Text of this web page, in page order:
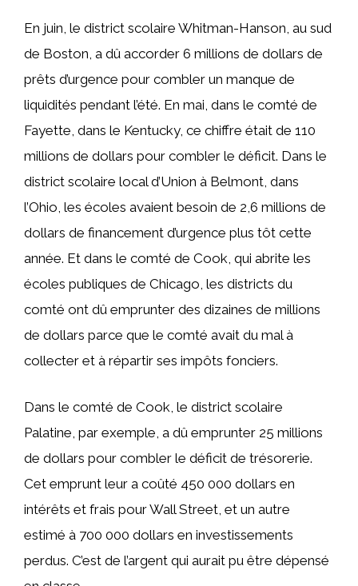
En juin, le district scolaire Whitman-Hanson, au sud
de Boston, a dû accorder 6 millions de dollars de
prêts d’urgence pour combler un manque de
liquidités pendant l’été. En mai, dans le comté de
Fayette, dans le Kentucky, ce chiffre était de 110
millions de dollars pour combler le déficit. Dans le
district scolaire local d’Union à Belmont, dans
l’Ohio, les écoles avaient besoin de 2,6 millions de
dollars de financement d’urgence plus tôt cette
année. Et dans le comté de Cook, qui abrite les
écoles publiques de Chicago, les districts du
comté ont dû emprunter des dizaines de millions
de dollars parce que le comté avait du mal à
collecter et à répartir ses impôts fonciers.
Dans le comté de Cook, le district scolaire
Palatine, par exemple, a dû emprunter 25 millions
de dollars pour combler le déficit de trésorerie.
Cet emprunt leur a coûté 450 000 dollars en
intérêts et frais pour Wall Street, et un autre
estimé à 700 000 dollars en investissements
perdus. C’est de l’argent qui aurait pu être dépensé